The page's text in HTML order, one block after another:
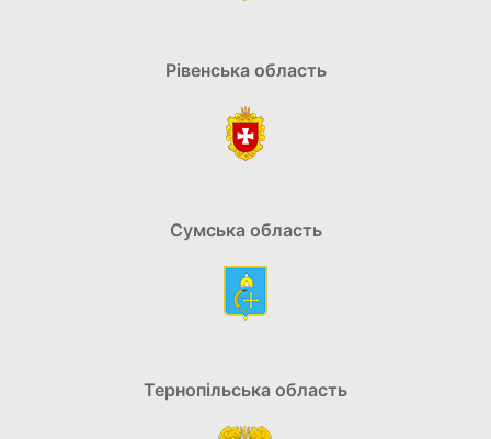
Рівенська область
Сумська область
Тернопільська область